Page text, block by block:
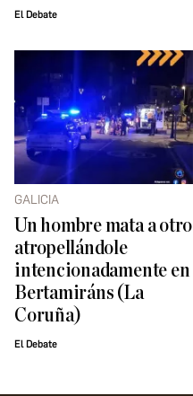
El Debate
GALICIA
Un hombre mata a otro
atropellándole
intencionadamente en
Bertamiráns (La
Coruña)
El Debate